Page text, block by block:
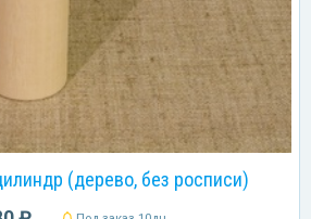
(дерево, без росписи)